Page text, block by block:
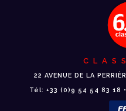
22 AVENUE DE LA
Tél: +33 (0)9 54 54 83 18 •